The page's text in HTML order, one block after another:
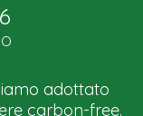
adottato
carbon-free.